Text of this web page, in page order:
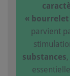
« bourrelet
parvient
substances